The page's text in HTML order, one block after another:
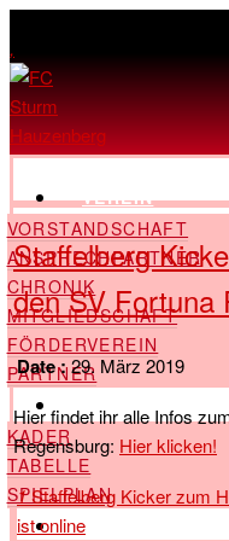
,
VEREIN
VORSTANDSCHAFT
ANSPRECHPARTNER
CHRONIK
MITGLIEDSCHAFT
FÖRDERVEREIN
PARTNER
LANDESLIGA
KADER
TABELLE
SPIELPLAN
KREISLIGA
Staffelberg
den SV Fortuna
Date :29. März 2019
Hier findet ihr alle Infos
Regensburg: Hier klicken!
1Staffelberg Kicker zum
ist online